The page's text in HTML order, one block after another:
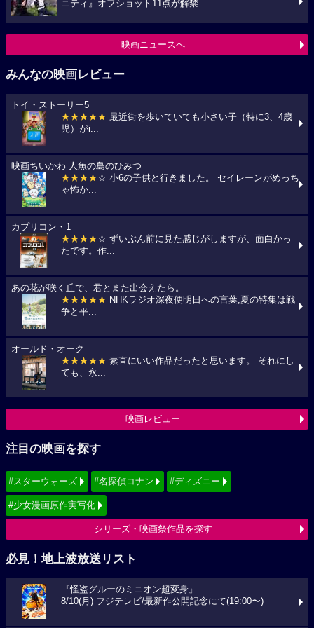
ニティ』オフショット11点が解禁
映画ニュースへ
みんなの映画レビュー
トイ・ストーリー5
★★★★★ 最近街を歩いていても小さい子（特に3、4歳
児）がi...
映画ちいかわ 人魚の島のひみつ
★★★★☆ 小6の子供と行きました。 セイレーンがめっち
ゃ怖か...
カプリコン・1
★★★★☆ ずいぶん前に見た感じがしますが、面白かっ
たです。作...
あの花が咲く丘で、君とまた出会えたら。
★★★★★ NHKラジオ深夜便明日への言葉,夏の特集は戦
争と平...
オールド・オーク
★★★★★ 素直にいい作品だったと思います。 それにし
ても、永...
映画レビュー
注目の映画を探す
#スターウォーズ #名探偵コナン #ディズニー
#少女漫画原作実写化
シリーズ・映画祭作品を探す
必見！地上波放送リスト
『怪盗グルーのミニオン超変身』
8/10(月) フジテレビ/最新作公開記念にて(19:00〜)